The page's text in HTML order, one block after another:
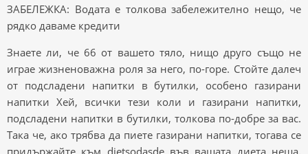
ЗАБЕЛЕЖКА: Водата е толкова забележително нещо, че
рядко даваме кредити
Знаете ли, че 66 от вашето тяло, нищо друго също не
играе жизненоважна роля за него, по-горе. Стойте далеч
от подсладени напитки в бутилки, особено газирани
напитки Хей, всички тези коли и газирани напитки,
подсладени напитки в бутилки, толкова по-добре за вас.
Така че, ако трябва да пиете газирани напитки, тогава се
придържайте към dietsodasde във вашата диета неща,